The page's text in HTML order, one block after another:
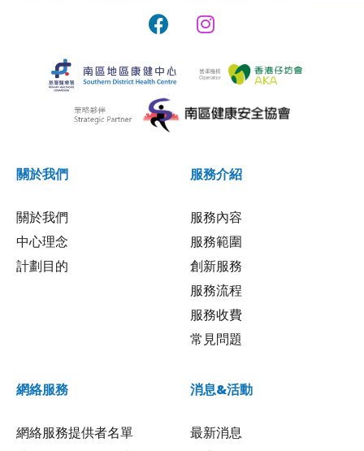
關於我們
關於我們
中心理念
計劃目的
服務介紹
服務內容
服務範圍
創新服務
服務流程
服務收費
常見問題
網絡服務
網絡服務提供者名單
消息&活動
最新消息